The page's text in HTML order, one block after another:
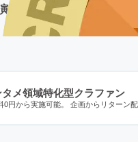
止となった「ナガノア
メ領域特化型クラファン
0円から実施可能。 企画からリターン